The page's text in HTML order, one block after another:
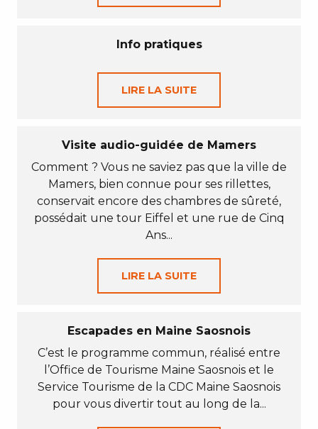
Info pratiques
LIRE LA SUITE
Visite audio-guidée de Mamers
Comment ? Vous ne saviez pas que la ville de
Mamers, bien connue pour ses rillettes,
conservait encore des chambres de sûreté,
possédait une tour Eiffel et une rue de Cinq
Ans...
LIRE LA SUITE
Escapades en Maine Saosnois
C’est le programme commun, réalisé entre
l’Office de Tourisme Maine Saosnois et le
Service Tourisme de la CDC Maine Saosnois
pour vous divertir tout au long de la...